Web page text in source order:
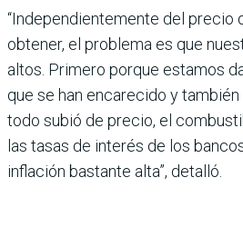
“Independientemente del precio
obtener, el problema es que
altos. Primero porque estamos
que se han encarecido y también
todo subió de precio, el
las tasas de interés de los
inflación bastante alta”, detalló.